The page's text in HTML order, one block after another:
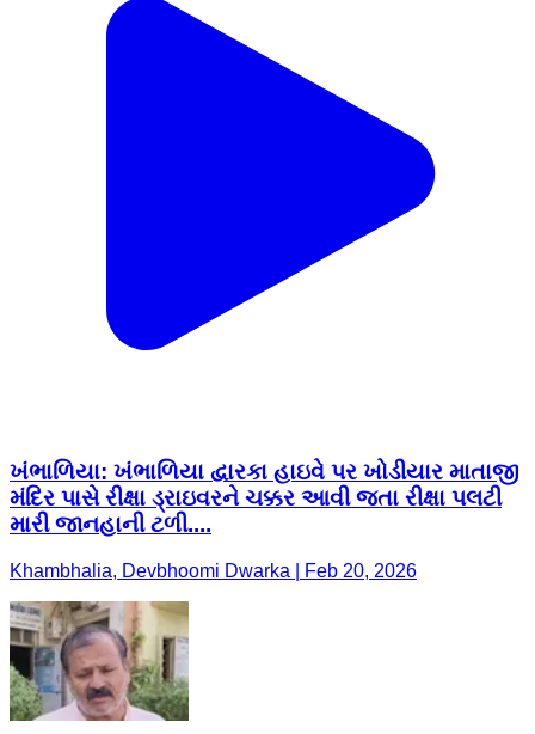
ખંભાળિયા: ખંભાળિયા દ્વારકા હાઇવે પર ખોડીયાર માતાજી
મંદિર પાસે રીક્ષા ડ્રાઇવરને ચક્કર આવી જતા રીક્ષા પલટી
મારી જાનહાની ટળી....
Khambhalia, Devbhoomi Dwarka | Feb 20, 2026